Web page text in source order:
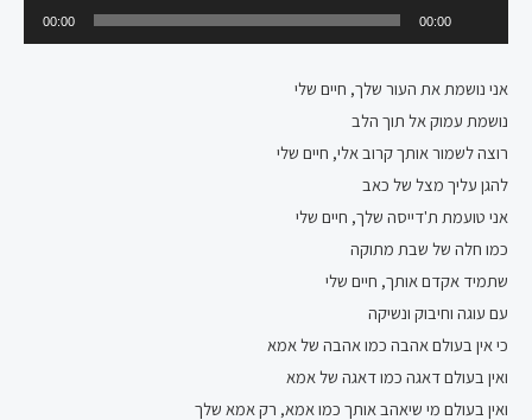
אודיו
00:00
00:00
אני נושמת את העור שלך, חיים שלי
נושמת עמוק אל תוך הלב
רוצה לשמור אותך קרוב אלי, חיים שלי
להגן עליך מצל של כאב
אני טועמת ת'דייסה שלך, חיים שלי
כמו חלה של שבת מתוקה
שתמיד אקדם אותך, חיים שלי
עם עוגה וחיבוק ונשיקה
כי אין בעולם אהבה כמו אהבה של אמא
ואין בעולם דאגה כמו דאגה של אמא
ואין בעולם מי שיאהב אותך כמו אמא, רק אמא שלך